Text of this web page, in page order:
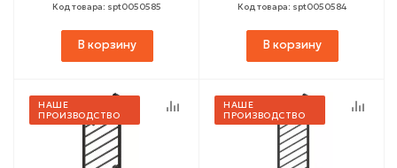
Код товара: spt0050585
В корзину
Код товара: spt0050584
В корзину
НАШЕ
ПРОИЗВОДСТВО
НАШЕ
ПРОИЗВОДСТВО